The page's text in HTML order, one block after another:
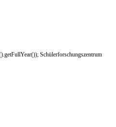
Schülerforschungszentrum